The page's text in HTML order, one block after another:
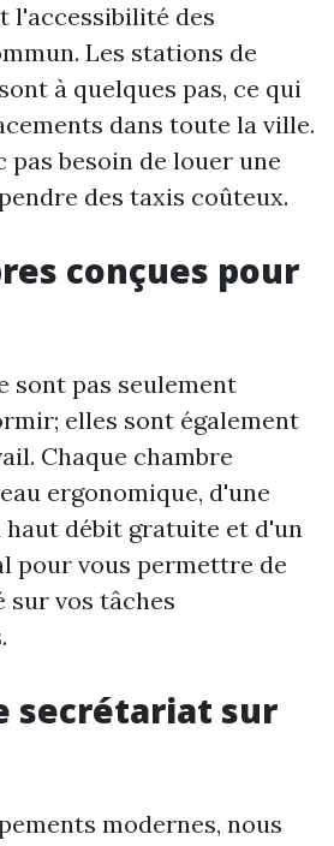
l'accessibilité des
Les stations de
à quelques pas, ce qui
dans toute la ville.
pas besoin de louer une
des taxis coûteux.
conçues pour
sont pas seulement
elles sont également
Chaque chambre
ergonomique, d'une
débit gratuite et d'un
pour vous permettre de
vos tâches
secrétariat sur
modernes, nous